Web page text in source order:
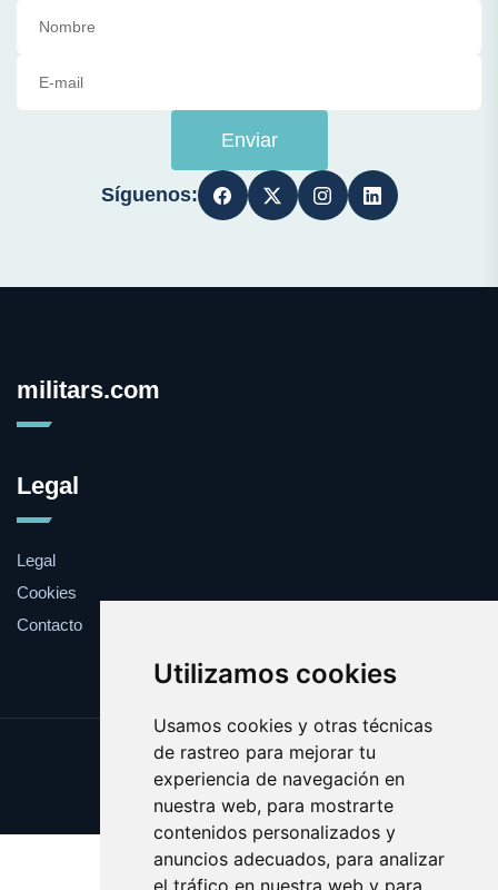
Utilizamos cookies
Usamos cookies y otras técnicas
de rastreo para mejorar tu
experiencia de navegación en
nuestra web, para mostrarte
contenidos personalizados y
anuncios adecuados, para analizar
el tráfico en nuestra web y para
Enviar
Síguenos:
militars.com
Legal
Legal
Cookies
Contacto
Update cookies preferences
Copyright © 2025 militars.com